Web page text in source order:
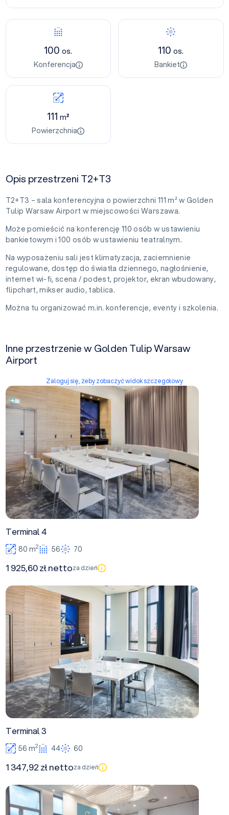
100os.
Konferencja
110os.
Bankiet
111m²
Powierzchnia
Opis przestrzeni T2+T3
T2+T3 – sala konferencyjna o powierzchni 111 m² w Golden
Tulip Warsaw Airport w miejscowości Warszawa.
Może pomieścić na konferencję 110 osób w ustawieniu
bankietowym i 100 osób w ustawieniu teatralnym.
Na wyposażeniu sali jest klimatyzacja, zaciemnienie
regulowane, dostęp do światła dziennego, nagłośnienie,
internet wi-fi, scena / podest, projektor, ekran wbudowany,
flipchart, mikser audio, tablica.
Można tu organizować m.in. konferencje, eventy i szkolenia.
Inne przestrzenie w Golden Tulip Warsaw
Airport
Zaloguj się, żeby zobaczyć widok szczegółowy
Terminal 4
Terminal 4
80 m2 56 70
1 925,60 zł nettoza dzień
Terminal 3
Terminal 3
56 m2 44 60
1 347,92 zł nettoza dzień
Terminal 2